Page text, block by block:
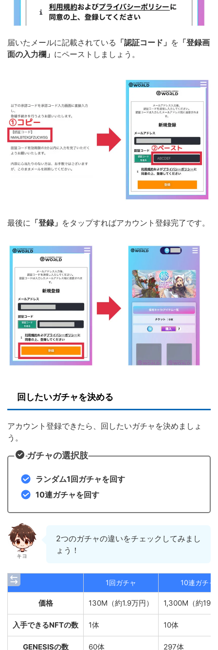
届いたメールに記載されている 「認証コード」 を 「登録画
面の入力欄」 にペーストしましょう。
最後に 「登録」 をタップすればアカウント登録完了です。
回したいガチャを決める
アカウント登録できたら、回したいガチャを決めましょ
う。
ガチャの選択肢
ランダム1回ガチャを回す
10連ガチャを回す
キヨ
2つのガチャの違いをチェックしてみまし
ょう！
1回ガチャ 10連ガチャ
価格 130M（約1.9万円） 1,300M（約19
入手できるNFTの数 1体 10体
GENESISの数 60体 297体